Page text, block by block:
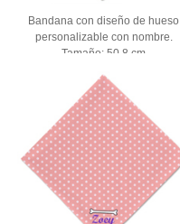
Bandana con diseño de hueso
personalizable con nombre.
Tamaño: 50.8 cm